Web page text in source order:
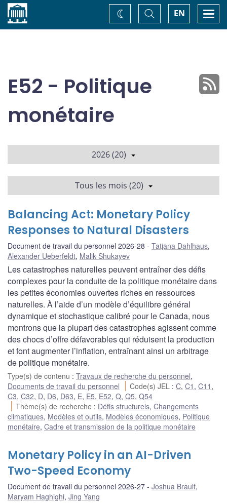
Accueil EN
Basculer
la
recherche
Changez
de
E52 - Politique
monétaire
2026 (20)
Tous les mois (20)
Balancing Act: Monetary Policy
Responses to Natural Disasters
Document de travail du personnel 2026-28 Tatjana Dahlhaus,
Alexander Ueberfeldt, Malik Shukayev
Les catastrophes naturelles peuvent entraîner des défis
complexes pour la conduite de la politique monétaire dans
les petites économies ouvertes riches en ressources
naturelles. À l’aide d’un modèle d’équilibre général
dynamique et stochastique calibré pour le Canada, nous
montrons que la plupart des catastrophes agissent comme
des chocs d’offre défavorables qui réduisent la production
et font augmenter l’inflation, entraînant ainsi un arbitrage
de politique monétaire.
Type(s) de contenu : Travaux de recherche du personnel,
Documents de travail du personnel
Code(s) JEL :C,C1 ,C11 ,
C3, C32, D, D6, D63, E, E5, E52, Q, Q5, Q54
Thème(s) de recherche : Défis structurels,Changements
climatiques, Modèles et outils, Modèles économiques, Politique
monétaire, Cadre et transmission de la politique monétaire
Monetary Policy in an AI-Driven
Two-Speed Economy
Document de travail du personnel 2026-27 Joshua Brault,
Maryam Haghighi, Jing Yang